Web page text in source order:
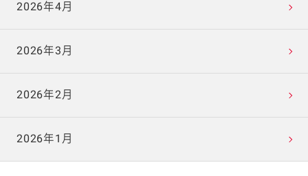
2026年4月
2026年3月
2026年2月
2026年1月